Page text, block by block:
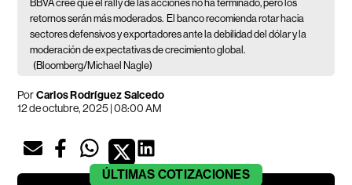
BBVA cree que el rally de las acciones no ha terminado, pero los
retornos serán más moderados. El banco recomienda rotar hacia
sectores defensivos y exportadores ante la debilidad del dólar y la
moderación de expectativas de crecimiento global.
(Bloomberg/Michael Nagle)
PorCarlos Rodríguez Salcedo
12 de octubre, 2025 | 08:00 AM
ÚLTIMAS COTIZACIONES